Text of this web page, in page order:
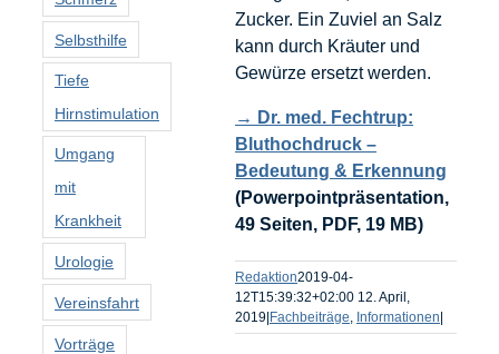
Zucker. Ein Zuviel an Salz
kann durch Kräuter und
Gewürze ersetzt werden.
→ Dr. med. Fechtrup:
Bluthochdruck –
Bedeutung & Erkennung
(Powerpointpräsentation,
49 Seiten, PDF, 19 MB)
Redaktion2019-04-
12T15:39:32+02:00 12. April,
2019 Fachbeiträge, Informationen
Selbsthilfe
Tiefe
Hirnstimulation
Umgang
mit
Krankheit
Urologie
Vereinsfahrt
Vorträge